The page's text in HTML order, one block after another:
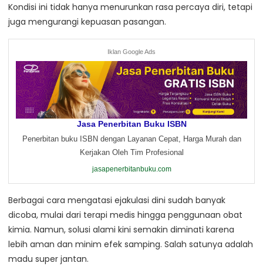
Kondisi ini tidak hanya menurunkan rasa percaya diri, tetapi
juga mengurangi kepuasan pasangan.
Iklan Google Ads
Jasa Penerbitan Buku ISBN
Penerbitan buku ISBN dengan Layanan Cepat, Harga Murah dan
Kerjakan Oleh Tim Profesional
jasapenerbitanbuku.com
Berbagai cara mengatasi ejakulasi dini sudah banyak
dicoba, mulai dari terapi medis hingga penggunaan obat
kimia. Namun, solusi alami kini semakin diminati karena
lebih aman dan minim efek samping. Salah satunya adalah
madu super jantan.